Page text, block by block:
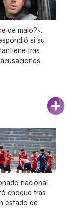
de malo?»:
si su
tras
nacional
choque tras
estado de